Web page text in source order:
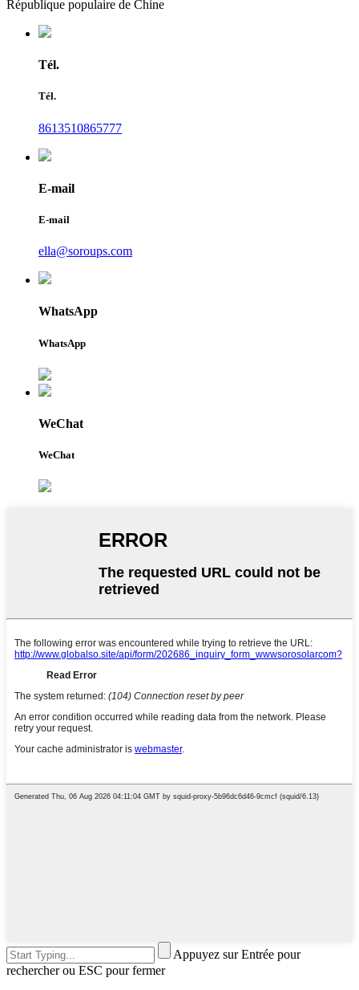
République populaire de Chine
Tél.
Tél.
8613510865777
E-mail
E-mail
ella@soroups.com
WhatsApp
WhatsApp
WeChat
WeChat
Appuyez sur Entrée pour
rechercher ou ESC pour fermer